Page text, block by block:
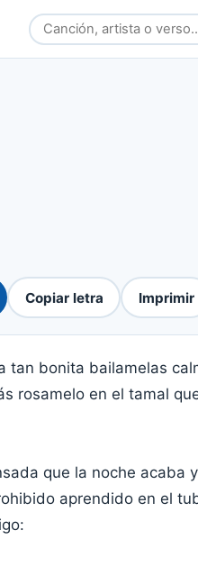
Copiar letra Imprimir
tan bonita bailamelas
rosamelo en el tamal
que la noche acaba
aprendido en el